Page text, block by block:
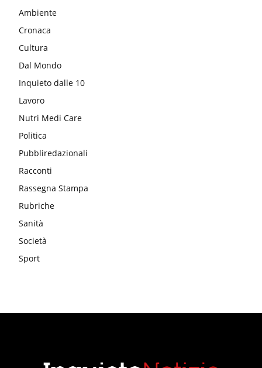
Ambiente
Cronaca
Cultura
Dal Mondo
Inquieto dalle 10
Lavoro
Nutri Medi Care
Politica
Pubbliredazionali
Racconti
Rassegna Stampa
Rubriche
Sanità
Società
Sport